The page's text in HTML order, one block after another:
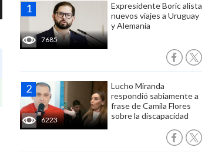
7685
Expresidente Boric alista
nuevos viajes a Uruguay
y Alemania
6223
Lucho Miranda
respondió sabiamente a
frase de Camila Flores
sobre la discapacidad